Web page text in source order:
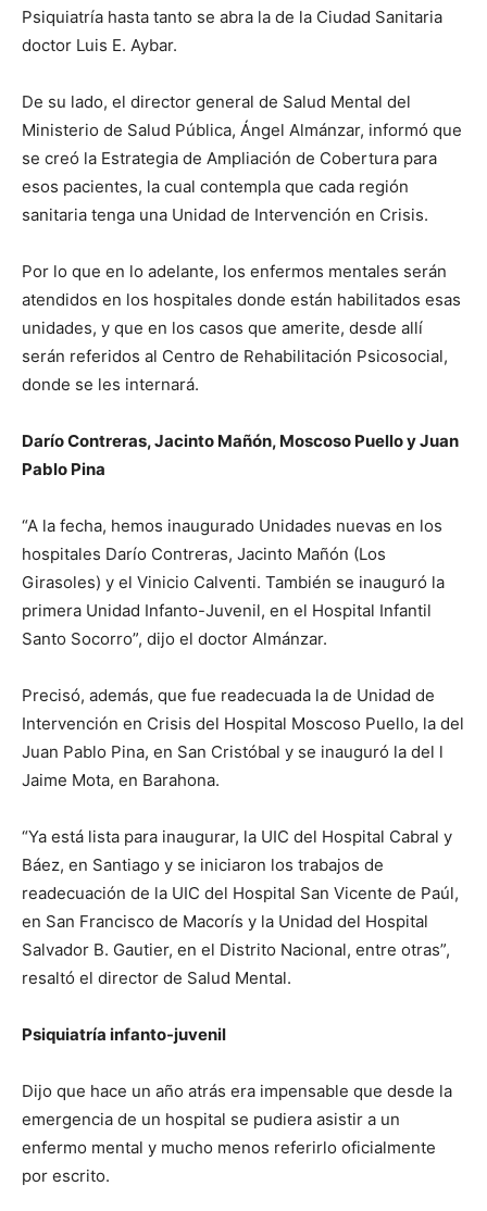
Psiquiatría hasta tanto se abra la de la Ciudad Sanitaria
doctor Luis E. Aybar.
De su lado, el director general de Salud Mental del
Ministerio de Salud Pública, Ángel Almánzar, informó que
se creó la Estrategia de Ampliación de Cobertura para
esos pacientes, la cual contempla que cada región
sanitaria tenga una Unidad de Intervención en Crisis.
Por lo que en lo adelante, los enfermos mentales serán
atendidos en los hospitales donde están habilitados esas
unidades, y que en los casos que amerite, desde allí
serán referidos al Centro de Rehabilitación Psicosocial,
donde se les internará.
Darío Contreras, Jacinto Mañón, Moscoso Puello y Juan
Pablo Pina
“A la fecha, hemos inaugurado Unidades nuevas en los
hospitales Darío Contreras, Jacinto Mañón (Los
Girasoles) y el Vinicio Calventi. También se inauguró la
primera Unidad Infanto-Juvenil, en el Hospital Infantil
Santo Socorro”, dijo el doctor Almánzar.
Precisó, además, que fue readecuada la de Unidad de
Intervención en Crisis del Hospital Moscoso Puello, la del
Juan Pablo Pina, en San Cristóbal y se inauguró la del l
Jaime Mota, en Barahona.
“Ya está lista para inaugurar, la UIC del Hospital Cabral y
Báez, en Santiago y se iniciaron los trabajos de
readecuación de la UIC del Hospital San Vicente de Paúl,
en San Francisco de Macorís y la Unidad del Hospital
Salvador B. Gautier, en el Distrito Nacional, entre otras”,
resaltó el director de Salud Mental.
Psiquiatría infanto-juvenil
Dijo que hace un año atrás era impensable que desde la
emergencia de un hospital se pudiera asistir a un
enfermo mental y mucho menos referirlo oficialmente
por escrito.